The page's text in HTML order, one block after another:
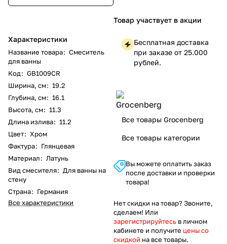
Характеристики
Название товара: Смеситель
для ванны
Код: GB1009CR
Ширина, см: 19.2
Глубина, см: 16.1
Высота, см: 11.3
Длина излива: 11.2
Цвет: Хром
Фактура: Глянцевая
Материал: Латунь
Вид смесителя: Для ванны на
стену
Страна: Германия
Все характеристики
Товар участвует в акции
Бесплатная доставка
при заказе от 25.000
рублей.
Все товары Grocenberg
Все товары категории
Вы можете оплатить заказ
после доставки и проверки
товара!
Нет скидки на товар? Звоните,
сделаем! Или
зарегистрируйтесь в личном
кабинете и получите цены со
скидкой на все товары.